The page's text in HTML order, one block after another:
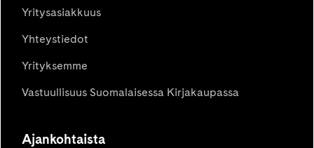
Yritysasiakkuus
Yhteystiedot
Yrityksemme
Vastuullisuus Suomalaisessa Kirjakaupassa
Ajankohtaista